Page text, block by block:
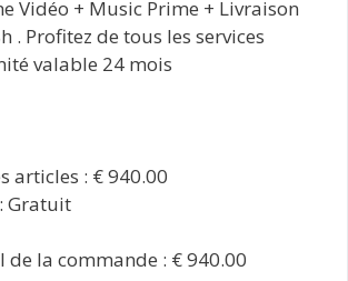
Vidéo + Music Prime + Livraison
. Profitez de tous les services
valable 24 mois
articles : € 940.00
Gratuit
la commande : € 940.00